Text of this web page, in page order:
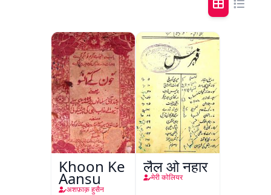
Khoon Ke
Aansu
अशफ़ाक़ हुसैन
लैल ओ नहार
मेरी कोलियर